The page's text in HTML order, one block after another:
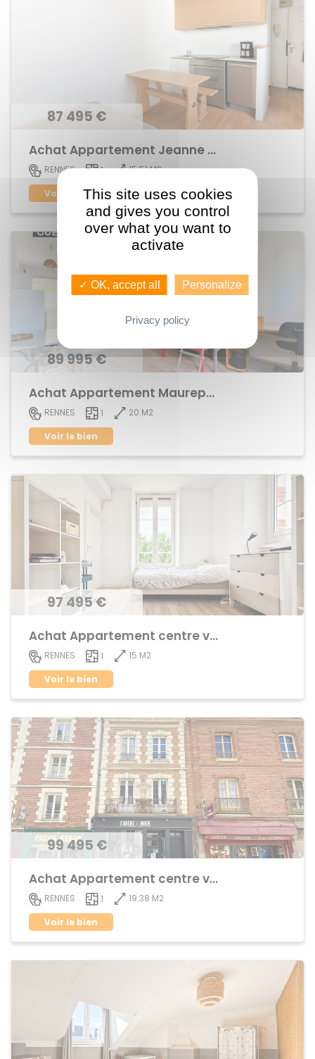
87 495 €
Achat Appartement Jeanne d'Arc
RENNES 1
15.51 M2
Voir le bien
89 995 €
Achat Appartement Maurepas
RENNES 1
20 M2
Voir le bien
97 495 €
Achat Appartement centre ville
RENNES 1
15 M2
Voir le bien
99 495 €
Achat Appartement centre ville
RENNES 1
19.38 M2
Voir le bien
This site uses cookies
and gives you control
over what you want to
activate
✓ OK, accept all Personalize
Privacy policy